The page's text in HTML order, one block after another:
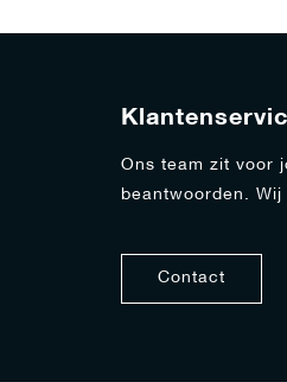
Ons team zit voor
beantwoorden.
Contact